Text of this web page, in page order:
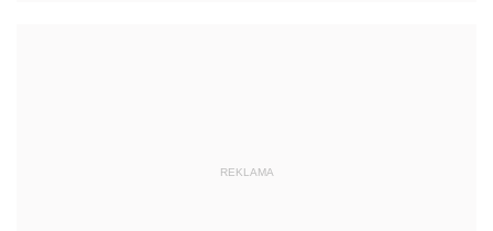
REKLAMA